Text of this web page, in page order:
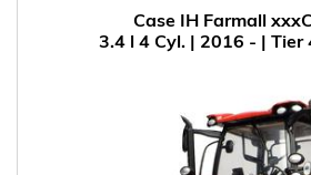
Case IH Farmall
3.4 l 4 Cyl. | 2016 - | Tier